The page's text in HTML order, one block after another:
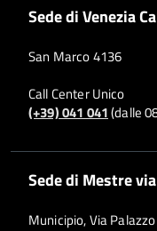
Sede di Venezia
San Marco 4136
Call Center Unico
(+39) 041 041(dalle
Sede di Mestre
Municipio, Via Palazzo